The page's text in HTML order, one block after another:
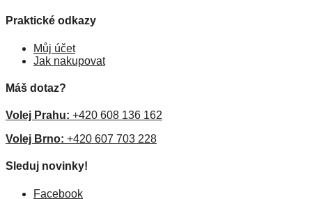
Praktické odkazy
Můj účet
Jak nakupovat
Máš dotaz?
Volej Prahu: +420 608 136 162
Volej Brno: +420 607 703 228
Sleduj novinky!
Facebook